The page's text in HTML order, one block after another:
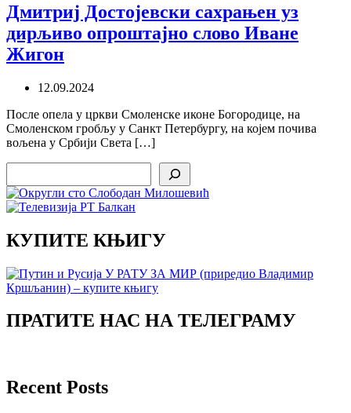
Дмитриј Достојевски сахрањен уз
дирљиво опроштајно слово Иване
Жигон
12.09.2024
После опела у цркви Смоленске иконе Богородице, на
Смоленском гробљу у Санкт Петербургу, на којем почива
вољена у Србији Света […]
КУПИТЕ КЊИГУ
ПРАТИТЕ НАС НА ТЕЛЕГРАМУ
Recent Posts